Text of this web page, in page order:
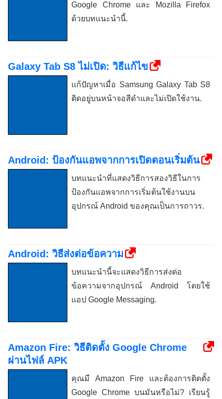
Google Chrome และ Mozilla Firefox
ด้วยบทแนะนำนี้.
Galaxy Tab S8 ไม่เปิด: วิธีแก้ไข
แก้ปัญหาเมื่อ Samsung Galaxy Tab S8
ติดอยู่บนหน้าจอสีดำและไม่เปิดใช้งาน.
Android: ป้องกันแอพจากการเปิดตอนเริ่มต้น
บทแนะนำที่แสดงวิธีการสองวิธีในการ
ป้องกันแอพจากการเริ่มต้นใช้งานบน
อุปกรณ์ Android ของคุณเป็นการถาวร.
Android: วิธีส่งต่อข้อความ
บทแนะนำนี้จะแสดงวิธีการส่งต่อ
ข้อความจากอุปกรณ์ Android โดยใช้
แอป Google Messaging.
Amazon Fire: วิธีติดตั้ง Google Chrome
ผ่านไฟล์ APK
คุณมี Amazon Fire และต้องการติดตั้ง
Google Chrome บนมันหรือไม่? เรียนรู้